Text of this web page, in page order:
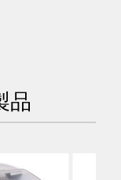
品